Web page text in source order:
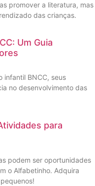
promover a literatura, mas
das crianças.
Um Guia
infantil BNCC, seus
no desenvolvimento das
para
podem ser oportunidades
o Alfabetinho. Adquira